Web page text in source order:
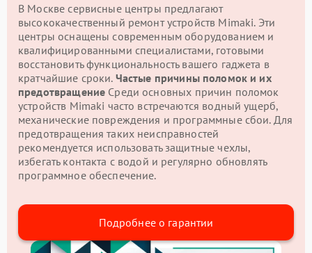
В Москве сервисные центры предлагают
высококачественный ремонт устройств Mimaki. Эти
центры оснащены современным оборудованием и
квалифицированными специалистами, готовыми
восстановить функциональность вашего гаджета в
кратчайшие сроки. Частые причины поломок и их
предотвращение Среди основных причин поломок
устройств Mimaki часто встречаются водный ущерб,
механические повреждения и программные сбои. Для
предотвращения таких неисправностей
рекомендуется использовать защитные чехлы,
избегать контакта с водой и регулярно обновлять
программное обеспечение.
Подробнее о гарантии